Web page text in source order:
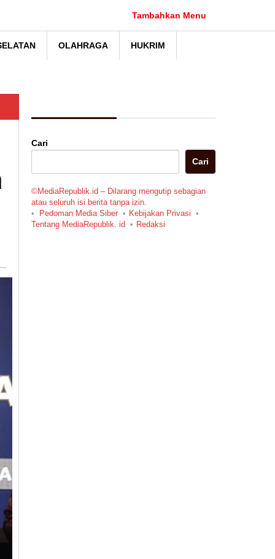
Tambahkan Menu
OLAHRAGA HUKRIM
Cari
Cari
©MediaRepublik.id – Dilarang mengutip sebagian
atau seluruh isi berita tanpa izin.
Pedoman Media Siber
Kebijakan Privasi
Tentang MediaRepublik. id
Redaksi